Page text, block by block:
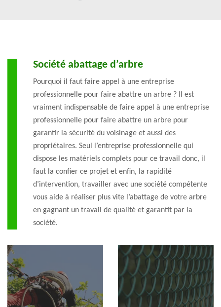
Société abattage d’arbre
Pourquoi il faut faire appel à une entreprise
professionnelle pour faire abattre un arbre ? Il est
vraiment indispensable de faire appel à une entreprise
professionnelle pour faire abattre un arbre pour
garantir la sécurité du voisinage et aussi des
propriétaires. Seul l’entreprise professionnelle qui
dispose les matériels complets pour ce travail donc, il
faut la confier ce projet et enfin, la rapidité
d’intervention, travailler avec une société compétente
vous aide à réaliser plus vite l’abattage de votre arbre
en gagnant un travail de qualité et garantit par la
société.